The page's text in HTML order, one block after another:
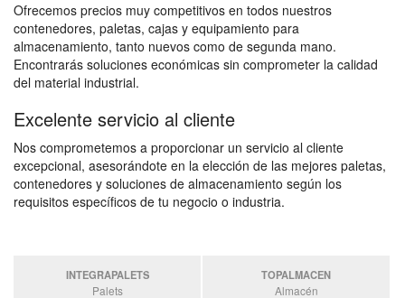
Ofrecemos precios muy competitivos en todos nuestros
contenedores, paletas, cajas y equipamiento para
almacenamiento, tanto nuevos como de segunda mano.
Encontrarás soluciones económicas sin comprometer la calidad
del material industrial.
Excelente servicio al cliente
Nos comprometemos a proporcionar un servicio al cliente
excepcional, asesorándote en la elección de las mejores paletas,
contenedores y soluciones de almacenamiento según los
requisitos específicos de tu negocio o industria.
INTEGRAPALETS
Palets
TOPALMACEN
Almacén